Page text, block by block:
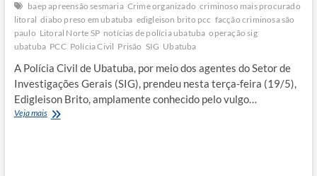
baep apreensão sesmaria Crime organizado criminoso mais procurado
litoral diabo preso em ubatuba edigleison brito pcc facção criminosa são
paulo Litoral Norte SP notícias de polícia ubatuba operação sig
ubatuba PCC Polícia Civil Prisão SIG Ubatuba
A Polícia Civil de Ubatuba, por meio dos agentes do Setor de
Investigações Gerais (SIG), prendeu nesta terça-feira (19/5),
Edigleison Brito, amplamente conhecido pelo vulgo…
Veja maisPolícia